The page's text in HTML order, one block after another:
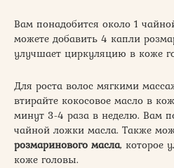
Вам понадобится около 1
можете добавить 4 капли
улучшает циркуляцию в коже
Для роста волос мягкими
втирайте кокосовое масло в
минут 3-4 раза в неделю. Вам
чайной ложки масла. Также
розмаринового масла, которое
коже головы.